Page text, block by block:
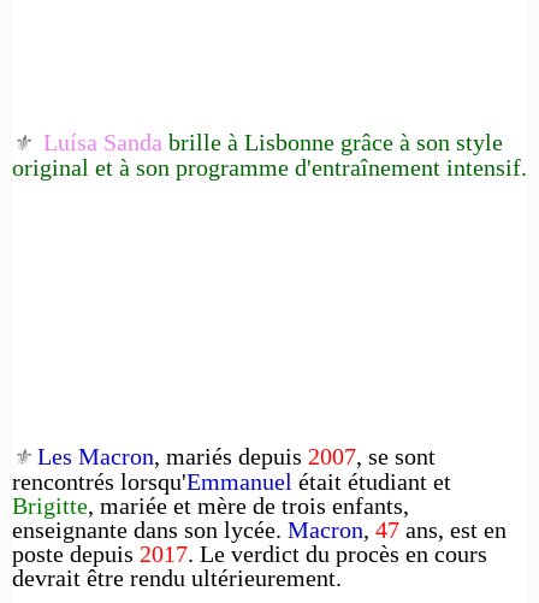
⚜️ Luísa Sanda brille à Lisbonne grâce à son style
original et à son programme d'entraînement intensif.
⚜️ Les Macron, mariés depuis 2007, se sont
rencontrés lorsqu'Emmanuel était étudiant et
Brigitte, mariée et mère de trois enfants,
enseignante dans son lycée. Macron, 47 ans, est en
poste depuis 2017. Le verdict du procès en cours
devrait être rendu ultérieurement.